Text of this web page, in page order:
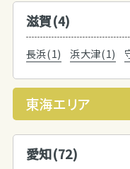
滋賀(4)
長浜(1) 浜大津(1)
東海エリア
愛知(72)